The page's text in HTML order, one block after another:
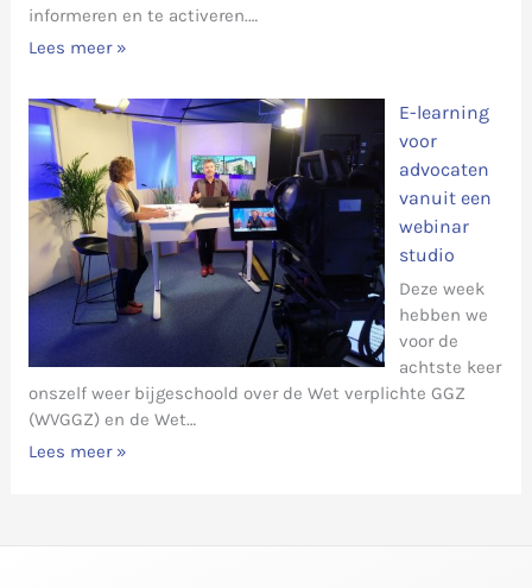
informeren en te activeren.…
Lees meer »
E-learning
voor
advocaten
vanuit een
webinar
studio
Deze week
hebben we
voor de
achtste keer
onszelf weer bijgeschoold over de Wet verplichte GGZ
(WVGGZ) en de Wet…
Lees meer »